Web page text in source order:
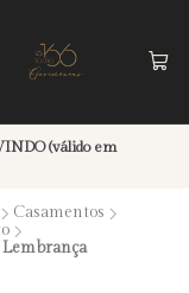
(válido em
Casamentos